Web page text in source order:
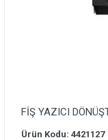
FİŞ YAZICI
Ürün Kodu: 4421127